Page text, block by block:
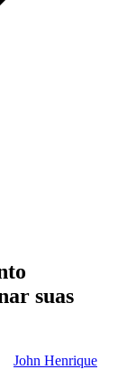
suas
John Henrique